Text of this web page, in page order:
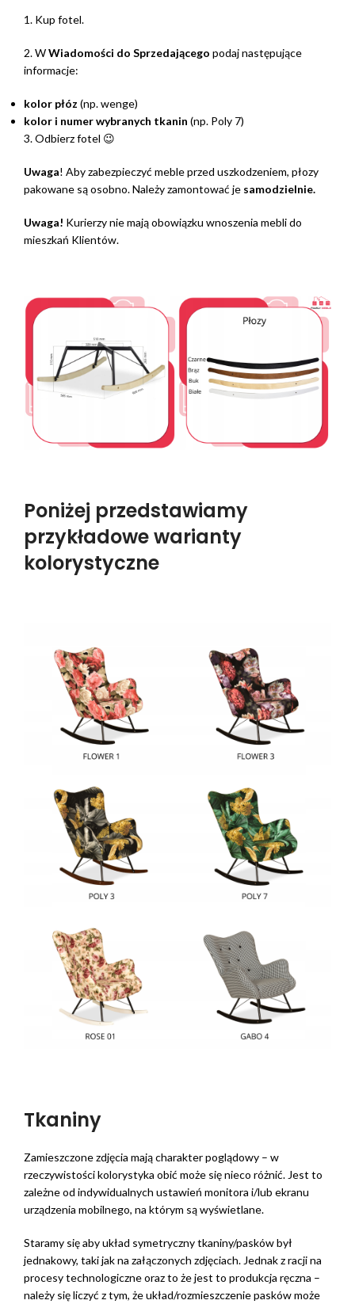
1. Kup fotel.
2. WWiadomości do Sprzedającego podaj następujące
informacje:
kolor płóz (np. wenge)
kolor i numer wybranych tkanin (np. Poly 7)
3. Odbierz fotel 😉
Uwaga! Aby zabezpieczyć meble przed uszkodzeniem, płozy
pakowane są osobno. Należy zamontować je samodzielnie.
Uwaga! Kurierzy nie mają obowiązku wnoszenia mebli do
mieszkań Klientów.
Poniżej przedstawiamy
przykładowe warianty
kolorystyczne
Tkaniny
Zamieszczone zdjęcia mają charakter poglądowy – w
rzeczywistości kolorystyka obić może się nieco różnić. Jest to
zależne od indywidualnych ustawień monitora i/lub ekranu
urządzenia mobilnego, na którym są wyświetlane.
Staramy się aby układ symetryczny tkaniny/pasków był
jednakowy, taki jak na załączonych zdjęciach. Jednak z racji na
procesy technologiczne oraz to że jest to produkcja ręczna –
należy się liczyć z tym, że układ/rozmieszczenie pasków może